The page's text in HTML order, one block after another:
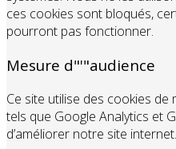
ces cookies sont bloqués,
pourront pas fonctionner.
Mesure d"'"audience
Ce site utilise des cookies de
tels que Google Analytics et
d’améliorer notre site internet.